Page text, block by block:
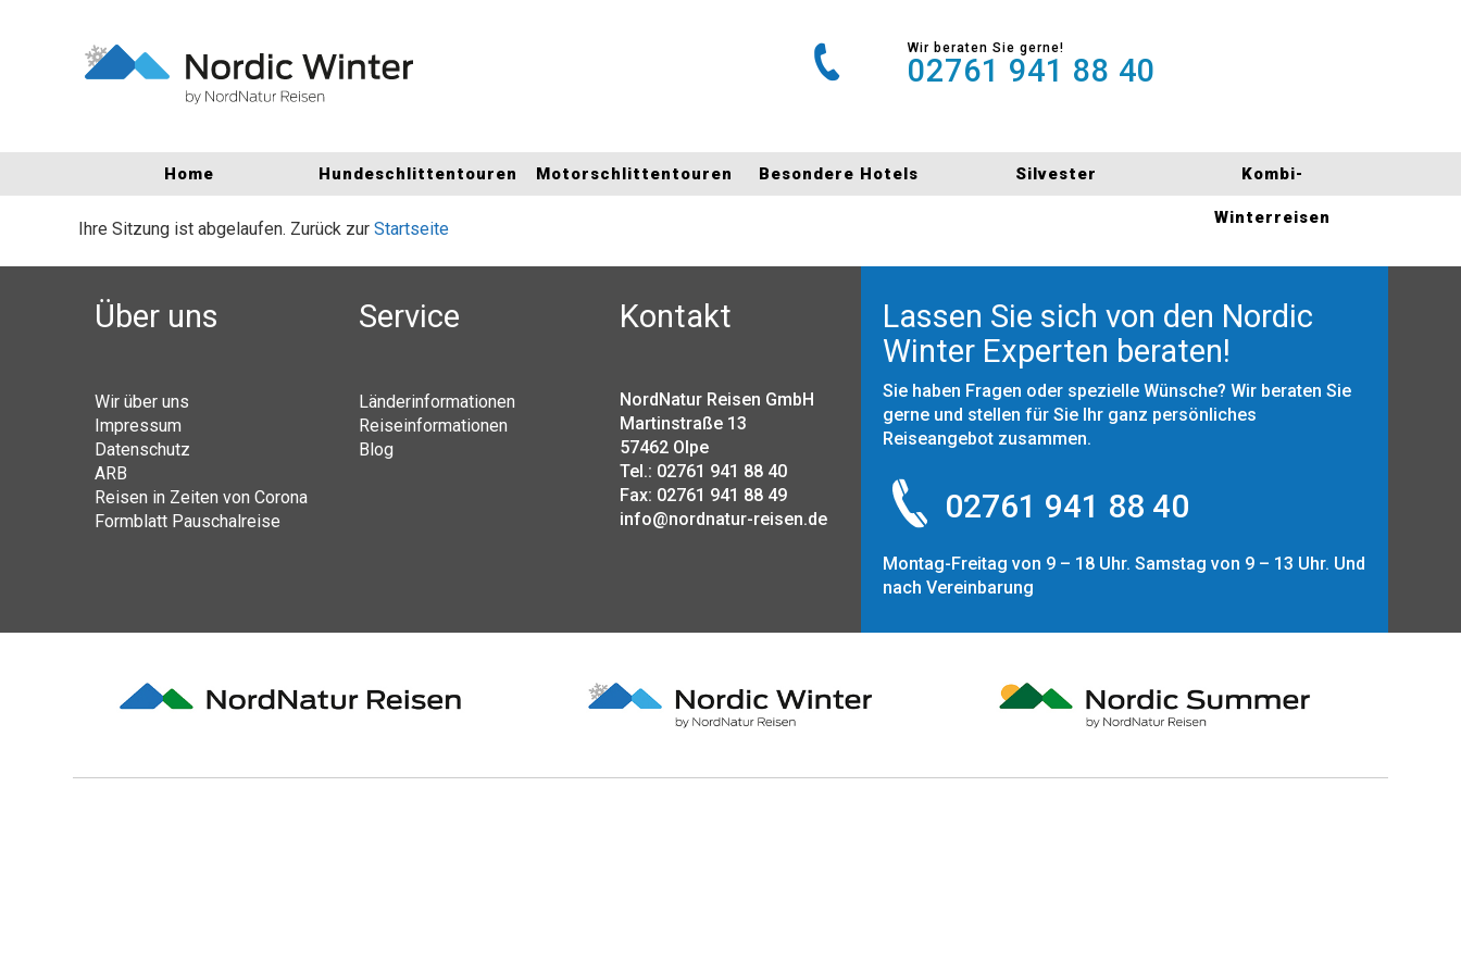
Wir beraten Sie gerne!
02761 941 88 40
Home Hundeschlittentouren Motorschlittentouren Besondere Hotels Silvester Kombi-
Winterreisen
Ihre Sitzung ist abgelaufen. Zurück zur Startseite
Über uns
Wir über uns
Impressum
Datenschutz
ARB
Reisen in Zeiten von Corona
Formblatt Pauschalreise
Service
Länderinformationen
Reiseinformationen
Blog
Kontakt
NordNatur Reisen GmbH
Martinstraße 13
57462 Olpe
Tel.: 02761 941 88 40
Fax: 02761 941 88 49
info@nordnatur-reisen.de
Lassen Sie sich von den Nordic
Winter Experten beraten!
Sie haben Fragen oder spezielle Wünsche? Wir beraten Sie
gerne und stellen für Sie Ihr ganz persönliches
Reiseangebot zusammen.
02761 941 88 40
Montag-Freitag von 9 – 18 Uhr. Samstag von 9 – 13 Uhr. Und
nach Vereinbarung